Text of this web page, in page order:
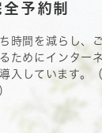
全予約制
時間を減らし、
ためにインター
入しています。